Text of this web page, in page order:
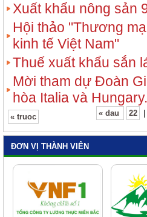
Xuất khẩu nông sản
Hội thảo "Thương
kinh tế Việt Nam"
Thuế xuất khẩu sắn
Mời tham dự Đoàn
hòa Italia và Hungary.
« dau
« truoc 22
ĐƠN VỊ THÀNH VIÊN